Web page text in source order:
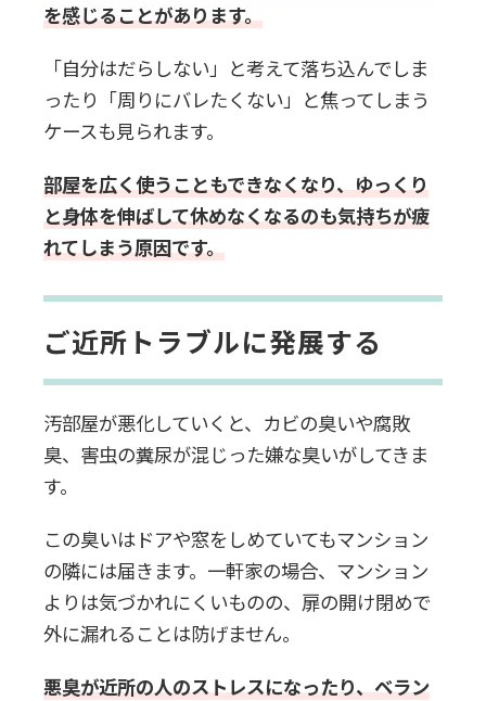
を感じることがあります。
「自分はだらしない」と考えて落ち込んでしま
ったり「周りにバレたくない」と焦ってしまう
ケースも見られます。
部屋を広く使うこともできなくなり、ゆっくり
と身体を伸ばして休めなくなるのも気持ちが疲
れてしまう原因です。
ご近所トラブルに発展する
汚部屋が悪化していくと、カビの臭いや腐敗
臭、害虫の糞尿が混じった嫌な臭いがしてきま
す。
この臭いはドアや窓をしめていてもマンション
の隣には届きます。一軒家の場合、マンション
よりは気づかれにくいものの、扉の開け閉めで
外に漏れることは防げません。
悪臭が近所の人のストレスになったり、ベラン